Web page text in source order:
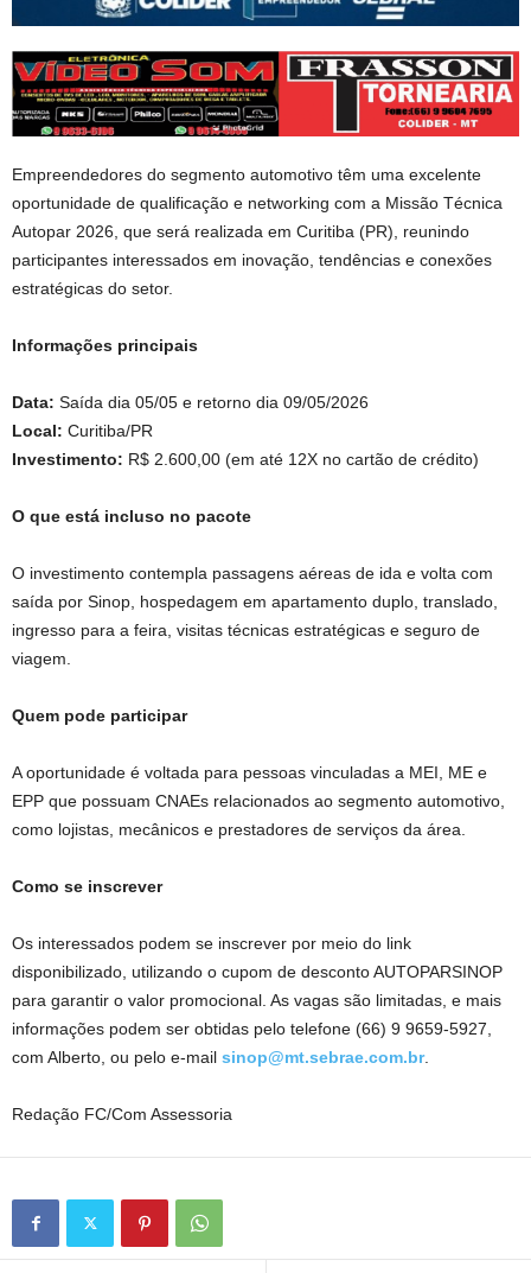
Empreendedores do segmento automotivo têm uma excelente
oportunidade de qualificação e networking com a Missão Técnica
Autopar 2026, que será realizada em Curitiba (PR), reunindo
participantes interessados em inovação, tendências e conexões
estratégicas do setor.
Informações principais
Data: Saída dia 05/05 e retorno dia 09/05/2026
Local: Curitiba/PR
Investimento: R$ 2.600,00 (em até 12X no cartão de crédito)
O que está incluso no pacote
O investimento contempla passagens aéreas de ida e volta com
saída por Sinop, hospedagem em apartamento duplo, translado,
ingresso para a feira, visitas técnicas estratégicas e seguro de
viagem.
Quem pode participar
A oportunidade é voltada para pessoas vinculadas a MEI, ME e
EPP que possuam CNAEs relacionados ao segmento automotivo,
como lojistas, mecânicos e prestadores de serviços da área.
Como se inscrever
Os interessados podem se inscrever por meio do link
disponibilizado, utilizando o cupom de desconto AUTOPARSINOP
para garantir o valor promocional. As vagas são limitadas, e mais
informações podem ser obtidas pelo telefone (66) 9 9659-5927,
com Alberto, ou pelo e-mail sinop@mt.sebrae.com.br.
Redação FC/Com Assessoria